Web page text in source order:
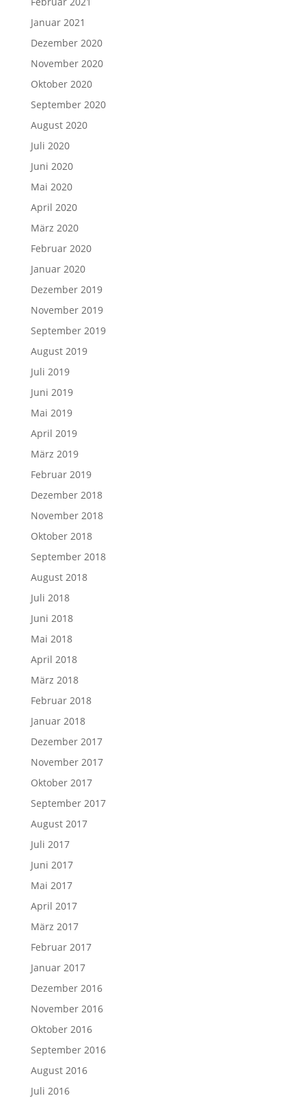
Januar 2021
Dezember 2020
November 2020
Oktober 2020
September 2020
August 2020
Juli 2020
Juni 2020
Mai 2020
April 2020
März 2020
Februar 2020
Januar 2020
Dezember 2019
November 2019
September 2019
August 2019
Juli 2019
Juni 2019
Mai 2019
April 2019
März 2019
Februar 2019
Dezember 2018
November 2018
Oktober 2018
September 2018
August 2018
Juli 2018
Juni 2018
Mai 2018
April 2018
März 2018
Februar 2018
Januar 2018
Dezember 2017
November 2017
Oktober 2017
September 2017
August 2017
Juli 2017
Juni 2017
Mai 2017
April 2017
März 2017
Februar 2017
Januar 2017
Dezember 2016
November 2016
Oktober 2016
September 2016
August 2016
Juli 2016